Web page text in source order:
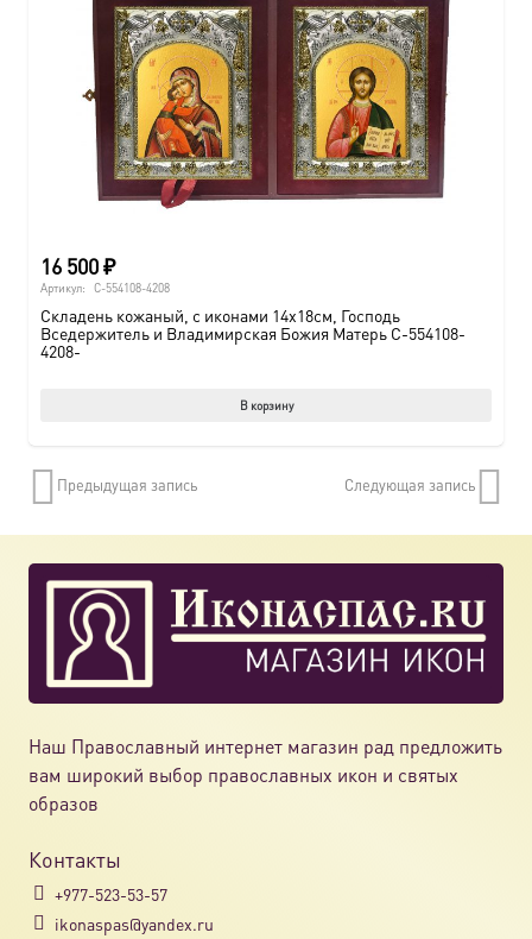
16 500₽
Артикул: C-554108-4208
Складень кожаный, с иконами 14х18см, Господь
Вседержитель и Владимирская Божия Матерь C-554108-
4208-
В корзину
Предыдущая запись Следующая запись
Наш Православный интернет магазин рад предложить
вам широкий выбор православных икон и святых
образов
Контакты
+977-523-53-57
ikonaspas@yandex.ru